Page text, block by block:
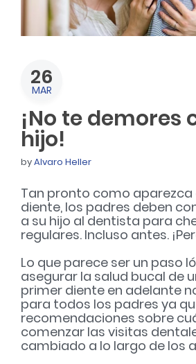
26
MAR
¡No te demores
hijo!
byAlvaro Heller
Tan pronto como aparezca
diente, los padres deben
a su hijo al dentista para
regulares. Incluso antes.
Lo que parece ser un paso
asegurar la salud bucal de
primer diente en adelante
para todos los padres ya
recomendaciones sobre
comenzar las visitas
cambiado a lo largo de los